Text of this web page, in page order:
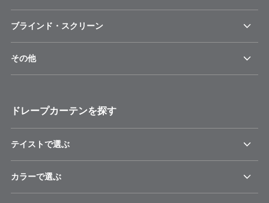
ブラインド・スクリーン
その他
ドレープカーテンを探す
テイストで選ぶ
カラーで選ぶ